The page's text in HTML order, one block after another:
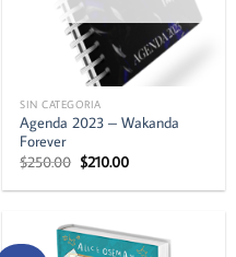
SIN CATEGORIA
Agenda 2023 – Wakanda
Forever
$250.00 El
precio
original
$210.00El
actual